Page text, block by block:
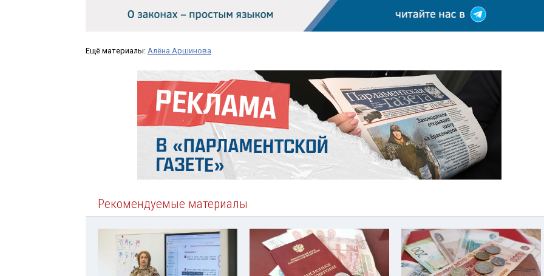
Ещё материалы: Алёна Аршинова
Рекомендуемые материалы